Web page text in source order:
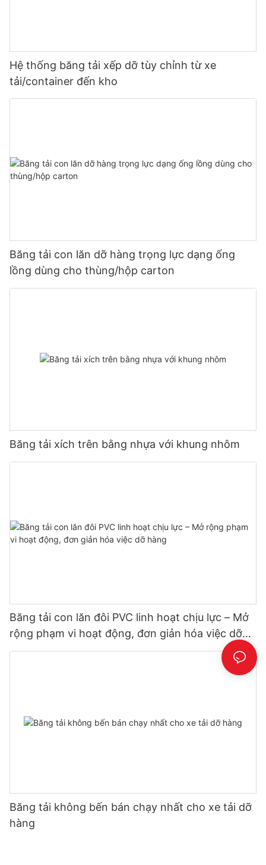
Hệ thống băng tải xếp dỡ tùy chỉnh từ xe
tải/container đến kho
Băng tải con lăn dỡ hàng trọng lực dạng ống
lồng dùng cho thùng/hộp carton
Băng tải xích trên bằng nhựa với khung nhôm
Băng tải con lăn đôi PVC linh hoạt chịu lực – Mở
rộng phạm vi hoạt động, đơn giản hóa việc dỡ
hàng
Băng tải không bến bán chạy nhất cho xe tải dỡ
hàng